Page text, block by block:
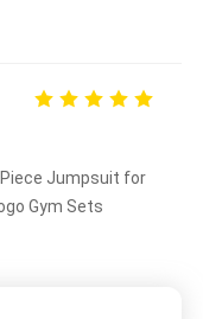
Piece Jumpsuit for
Gym Sets